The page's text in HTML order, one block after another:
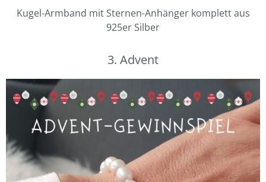
Kugel-Armband mit Sternen-Anhänger komplett aus
925er Silber
3. Advent